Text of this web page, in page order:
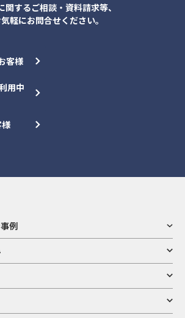
関するご相談・資料請求等、
軽にお問合せください。
客様
用中
例